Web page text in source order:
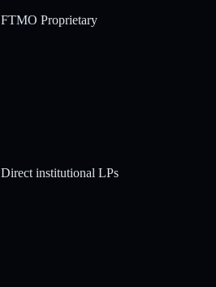
FTMO Proprietary
Direct institutional LPs